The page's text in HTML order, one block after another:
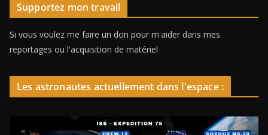
Supportez mon travail
Si vous voulez me faire un don pour m'aider dans mes
reportages ou l'acquisition de matériel
Les astronautes actuellement dans l'espace :